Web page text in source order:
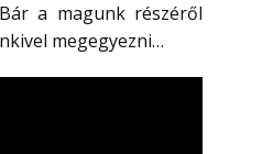
a magunk részéről
megegyezni…